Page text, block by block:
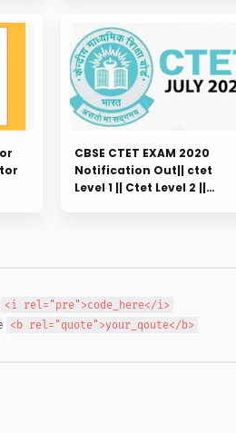
CBSE CTET EXAM 2020
Notification Out|| ctet
Level 1 || Ctet Level 2 ||
<i rel="pre">code_here</i>
<b rel="quote">your_qoute</b>